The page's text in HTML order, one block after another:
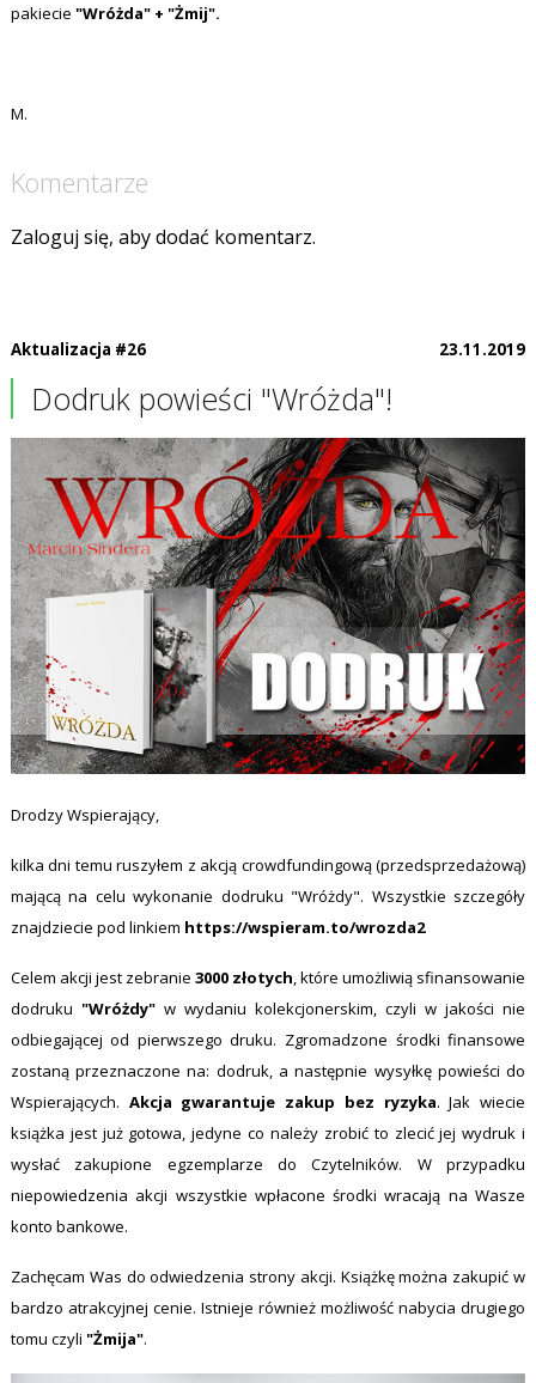
pakiecie "Wróżda" + "Żmij".
M.
Komentarze
Zaloguj się, aby dodać komentarz.
Aktualizacja #26 23.11.2019
Dodruk powieści "Wróżda"!
Drodzy Wspierający,
kilka dni temu ruszyłem z akcją crowdfundingową (przedsprzedażową)
mającą na celu wykonanie dodruku "Wróżdy". Wszystkie szczegóły
znajdziecie pod linkiem https://wspieram.to/wrozda2
Celem akcji jest zebranie 3000 złotych, które umożliwią sfinansowanie
dodruku "Wróżdy"w wydaniu kolekcjonerskim, czyli w jakości nie
odbiegającej od pierwszego druku. Zgromadzone środki finansowe
zostaną przeznaczone na: dodruk, a następnie wysyłkę powieści do
Wspierających. Akcja gwarantuje zakup bez ryzyka. Jak wiecie
książka jest już gotowa, jedyne co należy zrobić to zlecić jej wydruk i
wysłać zakupione egzemplarze do Czytelników. W przypadku
niepowiedzenia akcji wszystkie wpłacone środki wracają na Wasze
konto bankowe.
Zachęcam Was do odwiedzenia strony akcji. Książkę można zakupić w
bardzo atrakcyjnej cenie. Istnieje również możliwość nabycia drugiego
tomu czyli "Żmija".